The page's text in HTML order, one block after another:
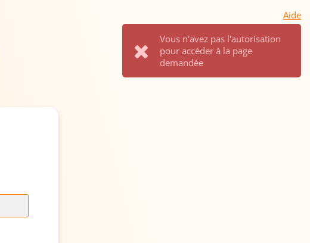
Aide
Vous n'avez pas l'autorisation
pour accéder à la page
demandée